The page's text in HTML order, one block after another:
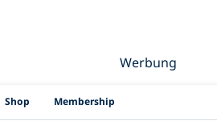
Werbung
Shop Membership